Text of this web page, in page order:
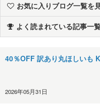
お気に入りブログ一覧を
よく読まれている記事一
40％OFF 訳あり丸ほしいも
2026年05月31日